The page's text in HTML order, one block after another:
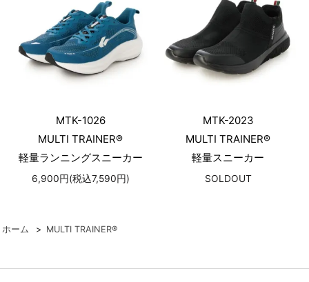
MTK-1026
MULTI TRAINER®
軽量ランニングスニーカー
6,900円(税込7,590円)
MTK-2023
MULTI TRAINER®
軽量スニーカー
SOLDOUT
ホーム > MULTI TRAINER®